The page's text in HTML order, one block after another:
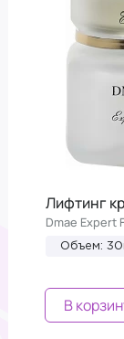
Лифтинг
Dmae Expert
Объем:
В